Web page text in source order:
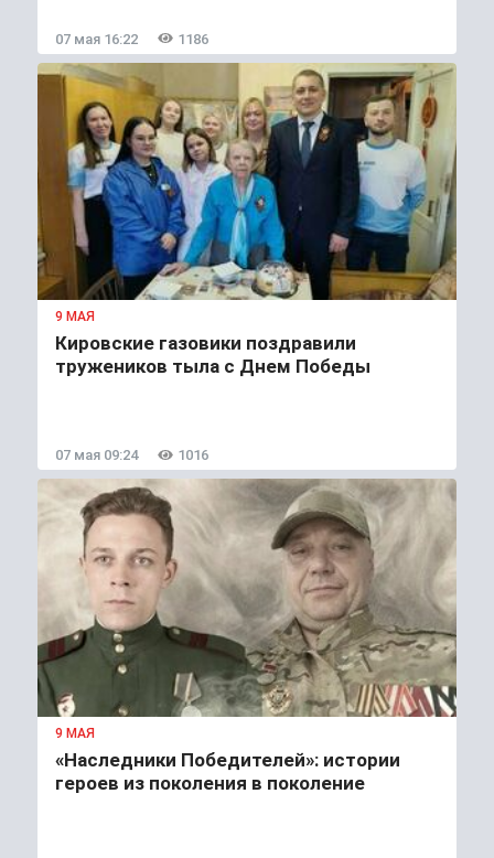
07 мая 16:22 1186
9 МАЯ
Кировские газовики поздравили
тружеников тыла с Днем Победы
07 мая 09:24 1016
9 МАЯ
«Наследники Победителей»: истории
героев из поколения в поколение